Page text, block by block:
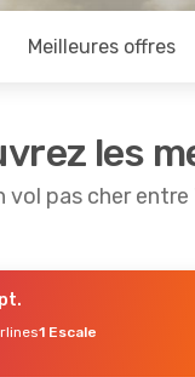
Meilleures offres
les
vol pas cher
1 Escale